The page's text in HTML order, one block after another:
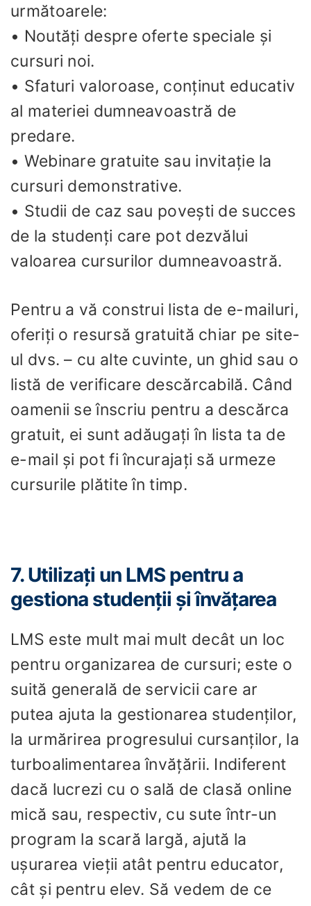
următoarele:
• Noutăți despre oferte speciale și
cursuri noi.
• Sfaturi valoroase, conținut educativ
al materiei dumneavoastră de
predare.
• Webinare gratuite sau invitație la
cursuri demonstrative.
• Studii de caz sau povești de succes
de la studenți care pot dezvălui
valoarea cursurilor dumneavoastră.
Pentru a vă construi lista de e-mailuri,
oferiți o resursă gratuită chiar pe site-
ul dvs. – cu alte cuvinte, un ghid sau o
listă de verificare descărcabilă. Când
oamenii se înscriu pentru a descărca
gratuit, ei sunt adăugați în lista ta de
e-mail și pot fi încurajați să urmeze
cursurile plătite în timp.
7. Utilizați un LMS pentru a
gestiona studenții și învățarea
LMS este mult mai mult decât un loc
pentru organizarea de cursuri; este o
suită generală de servicii care ar
putea ajuta la gestionarea studenților,
la urmărirea progresului cursanților, la
turboalimentarea învățării. Indiferent
dacă lucrezi cu o sală de clasă online
mică sau, respectiv, cu sute într-un
program la scară largă, ajută la
ușurarea vieții atât pentru educator,
cât și pentru elev. Să vedem de ce